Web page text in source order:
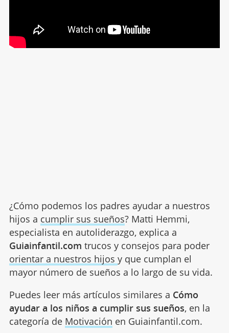
¿Cómo podemos los padres ayudar a nuestros
hijos a cumplir sus sueños? Matti Hemmi,
especialista en autoliderazgo, explica a
Guiainfantil.com trucos y consejos para poder
orientar a nuestros hijos y que cumplan el
mayor número de sueños a lo largo de su vida.
Puedes leer más artículos similares a Cómo
ayudar a los niños a cumplir sus sueños, en la
categoría de Motivación en Guiainfantil.com.